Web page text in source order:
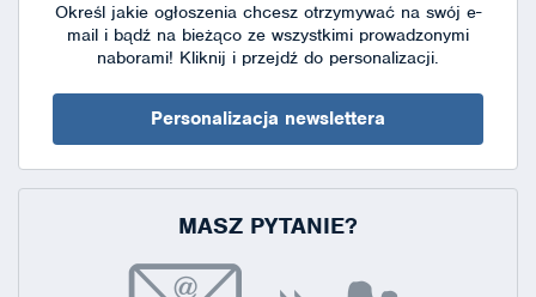
Określ jakie ogłoszenia chcesz otrzymywać na swój e-
mail i bądź na bieżąco ze wszystkimi prowadzonymi
naborami! Kliknij i przejdź do personalizacji.
Personalizacja newslettera
MASZ PYTANIE?